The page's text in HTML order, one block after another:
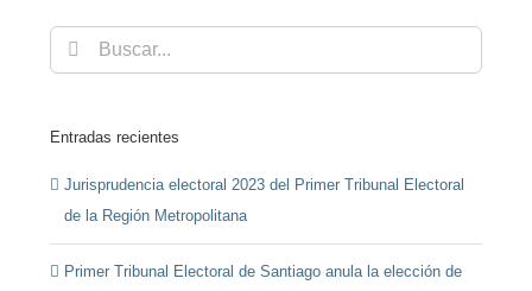
Buscar:
Entradas recientes
Jurisprudencia electoral 2023 del Primer Tribunal Electoral
de la Región Metropolitana
Primer Tribunal Electoral de Santiago anula la elección de